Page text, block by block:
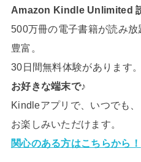
Amazon Kindle Unlimited
500万冊の電子書籍が読み
豊富。
30日間無料体験があります。
お好きな端末で♪
Kindleアプリで、いつでも
お楽しみいただけます。
関心のある方はこちらから！